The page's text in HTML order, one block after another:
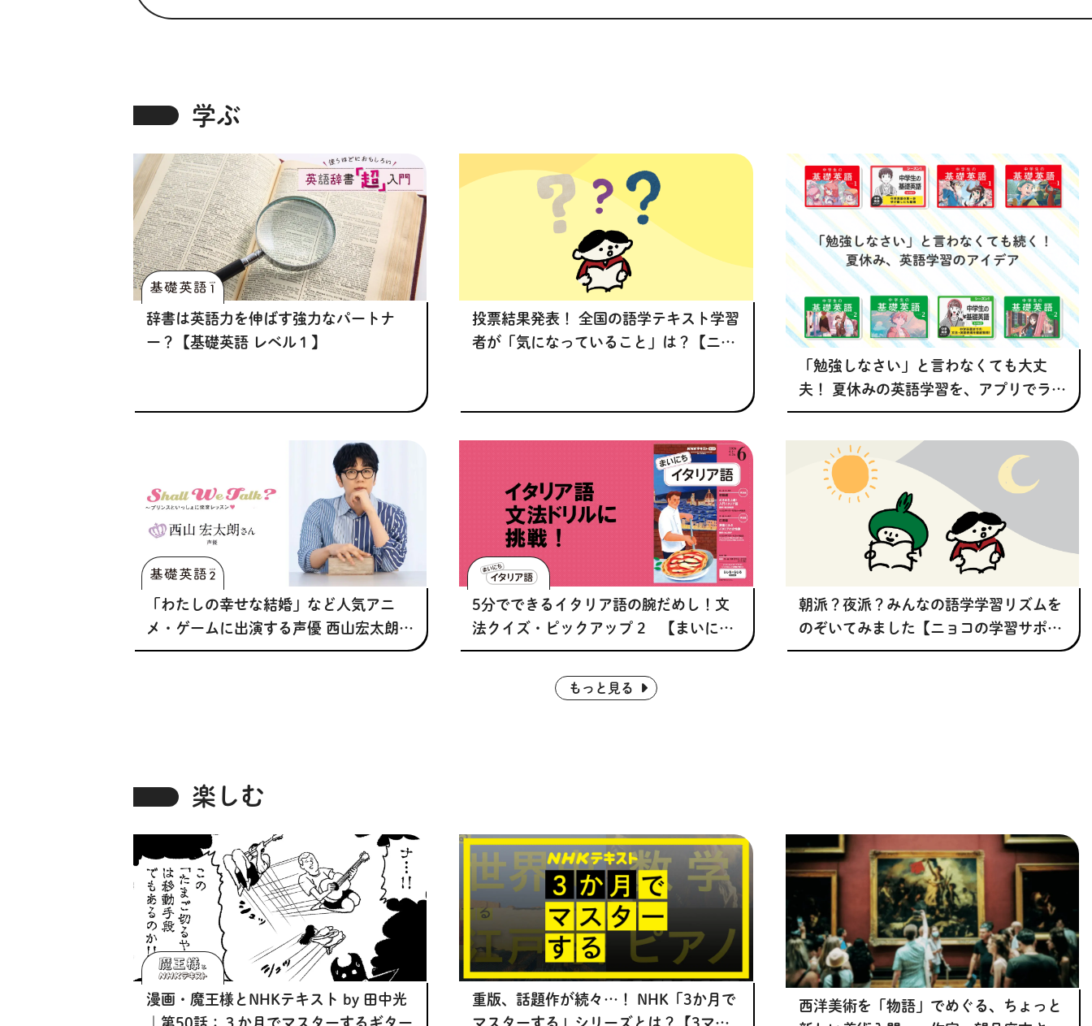
学ぶ
辞書は英語力を伸ばす強力なパートナ
ー？【基礎英語 レベル１】
投票結果発表！ 全国の語学テキスト学習
者が「気になっていること」は？【ニョ
「勉強しなさい」と言わなくても大丈
夫！ 夏休みの英語学習を、アプリでラク
ラク習慣に
「わたしの幸せな結婚」など人気アニ
メ・ゲームに出演する声優 西山宏太朗さ
んの声で英語が学べる「基礎英語 レベル
5分でできるイタリア語の腕だめし！文
法クイズ・ピックアップ 2 【まいにち
イタリア語】
朝派？夜派？みんなの語学学習リズムを
のぞいてみました【ニョコの学習サポー
ト・テキストチャレンジ】
もっと見る
楽しむ
漫画・魔王様とNHKテキスト by 田中光
｜第50話：３か月でマスターするギター
重版、話題作が続々…！ NHK「3か月で
マスターする」シリーズとは？【3マ
西洋美術を「物語」でめぐる、ちょっと